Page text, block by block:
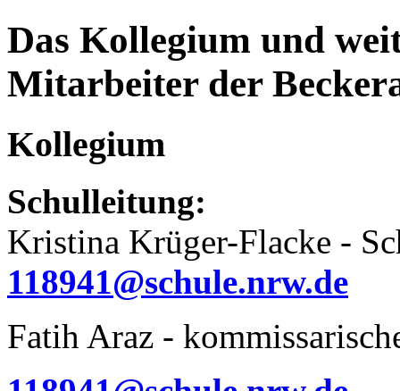
Das Kollegium und
Mitarbeiter der
Kollegium
Schulleitung:
Kristina Krüger-Flacke -
118941@schule.nrw.de
Fatih Araz -